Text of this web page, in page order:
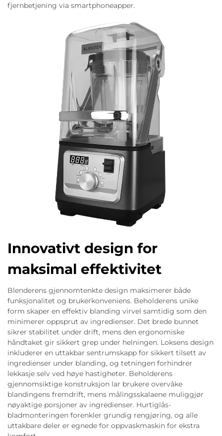
fjernbetjening via smartphoneapper.
Innovativt design for
maksimal effektivitet
Blenderens gjennomtenkte design maksimerer både
funksjonalitet og brukerkonveniens. Beholderens unike
form skaper en effektiv blanding virvel samtidig som den
minimerer oppsprut av ingredienser. Det brede bunnet
sikrer stabilitet under drift, mens den ergonomiske
håndtaket gir sikkert grep under helningen. Loksens design
inkluderer en uttakbar sentrumskapp for sikkert tilsett av
ingredienser under blanding, og tetningen forhindrer
lekkasje selv ved høye hastigheter. Beholderens
gjennomsiktige konstruksjon lar brukere overvåke
blandingens fremdrift, mens målingsskalaene muliggjør
nøyaktige porsjoner av ingredienser. Hurtiglås-
bladmonteringen forenkler grundig rengjøring, og alle
uttakbare deler er egnede for oppvaskmaskin for ekstra